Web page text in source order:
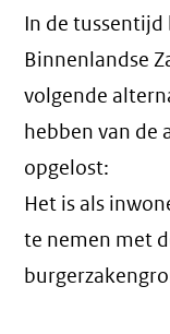
In de
Binnenlandse
volgende
hebben van de
opgelost:
Het is als
te nemen met